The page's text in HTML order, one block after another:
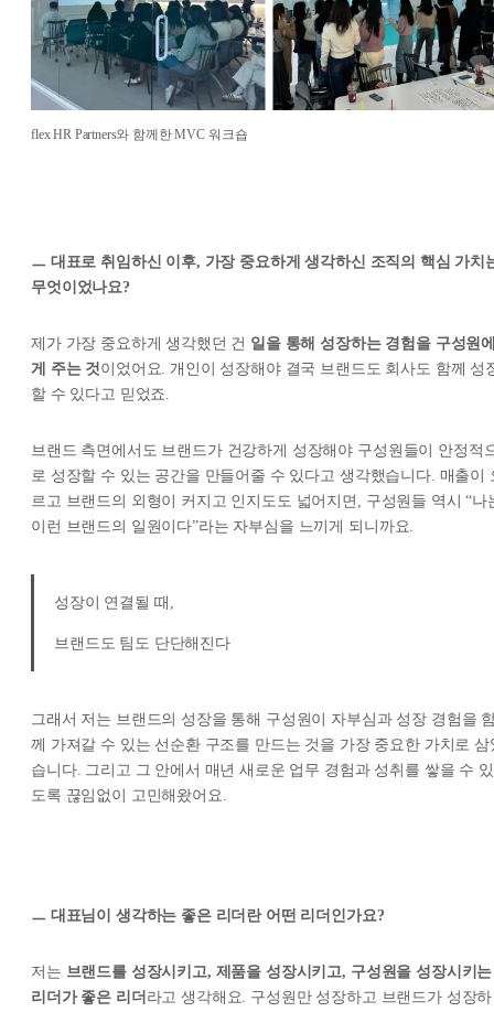
flex HR Partners와 함께한 MVC 워크숍
ㅡ 대표로 취임하신 이후, 가장 중요하게 생각하신 조직의 핵심 가치
무엇이었나요?
제가 가장 중요하게 생각했던 건 일을 통해 성장하는 경험을 구성원
게 주는 것이었어요. 개인이 성장해야 결국 브랜드도 회사도 함께 성
할 수 있다고 믿었죠.
브랜드 측면에서도 브랜드가 건강하게 성장해야 구성원들이 안정적
로 성장할 수 있는 공간을 만들어줄 수 있다고 생각했습니다. 매출이
르고 브랜드의 외형이 커지고 인지도도 넓어지면, 구성원들 역시 “나
이런 브랜드의 일원이다”라는 자부심을 느끼게 되니까요.
성장이 연결될 때,
브랜드도 팀도 단단해진다
그래서 저는 브랜드의 성장을 통해 구성원이 자부심과 성장 경험을
께 가져갈 수 있는 선순환 구조를 만드는 것을 가장 중요한 가치로 삼
습니다. 그리고 그 안에서 매년 새로운 업무 경험과 성취를 쌓을 수 있
도록 끊임없이 고민해왔어요.
ㅡ 대표님이 생각하는 좋은 리더란 어떤 리더인가요?
저는 브랜드를 성장시키고, 제품을 성장시키고, 구성원을 성장시키는
리더가 좋은 리더 라고 생각해요. 구성원만 성장하고 브랜드가 성장하